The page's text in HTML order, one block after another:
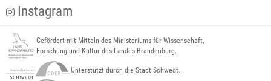
Instagram
Gefördert mit Mitteln des Ministeriums für Wissenschaft,
Forschung und Kultur des Landes Brandenburg.
Unterstützt durch die Stadt Schwedt.